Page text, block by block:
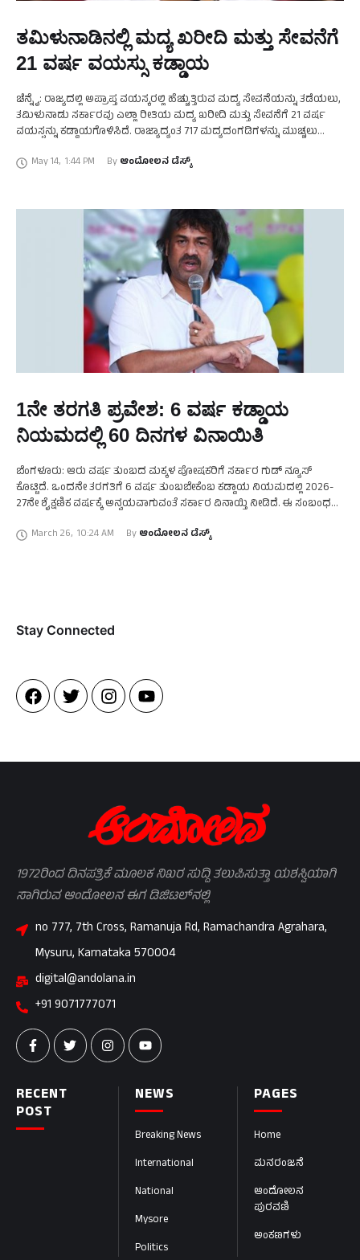
ತಮಿಳುನಾಡಿನಲ್ಲಿ ಮದ್ಯ ಖರೀದಿ ಮತ್ತು ಸೇವನೆಗೆ
21 ವರ್ಷ ವಯಸ್ಸು ಕಡ್ಡಾಯ
ಚೆನ್ನೈ: ರಾಜ್ಯದಲ್ಲಿ ಅಪ್ರಾಪ್ತ ವಯಸ್ಕರಲ್ಲಿ ಹೆಚ್ಚುತ್ತಿರುವ ಮದ್ಯ ಸೇವನೆಯನ್ನು ತಡೆಯಲು,
ತಮಿಳುನಾಡು ಸರ್ಕಾರವು ಎಲ್ಲಾ ರೀತಿಯ ಮದ್ಯ ಖರೀದಿ ಮತ್ತು ಸೇವನೆಗೆ 21 ವರ್ಷ
ವಯಸ್ಸನ್ನು ಕಡ್ಡಾಯಗೊಳಿಸಿದೆ. ರಾಜ್ಯಾದ್ಯಂತ 717 ಮದ್ಯದಂಗಡಿಗಳನ್ನು ಮುಚ್ಚಲು
May 14, 1:44 PM By ಆಂದೋಲನ ಡೆಸ್ಕ್
1ನೇ ತರಗತಿ ಪ್ರವೇಶ: 6 ವರ್ಷ ಕಡ್ಡಾಯ
ನಿಯಮದಲ್ಲಿ 60 ದಿನಗಳ ವಿನಾಯಿತಿ
ಬೆಂಗಳೂರು: ಆರು ವರ್ಷ ತುಂಬದ ಮಕ್ಕಳ ಪೋಷಕರಿಗೆ ಸರ್ಕಾರ ಗುಡ್ ನ್ಯೂಸ್
ಕೊಟ್ಟಿದೆ. ಒಂದನೇ ತರಗತಿಗೆ 6 ವರ್ಷ ತುಂಬಬೇಕೆಂಬ ಕಡ್ಡಾಯ ನಿಯಮದಲ್ಲಿ 2026-
27ನೇ ಶೈಕ್ಷಣಿಕ ವರ್ಷಕ್ಕೆ ಅನ್ವಯವಾಗುವಂತೆ ಸರ್ಕಾರ ವಿನಾಯ್ತಿ ನೀಡಿದೆ. ಈ ಸಂಬಂಧ
March 26, 10:24 AM By ಆಂದೋಲನ ಡೆಸ್ಕ್
Stay Connected​
PAGES
Home
ಮನರಂಜನೆ
ಆಂದೋಲನ
ಪುರವಣಿ
ಅಂಕಣಗಳು
NEWS
Breaking News
International
National
Mysore
Politics
RECENT
POST
1972ರಿಂದ ದಿನಪತ್ರಿಕೆ ಮೂಲಕ ನಿಖರ ಸುದ್ದಿ ತಲುಪಿಸುತ್ತಾ ಯಶಸ್ವಿಯಾಗಿ
ಸಾಗಿರುವ ಆಂದೋಲನ ಈಗ ಡಿಜಿಟಲ್‌ನಲ್ಲಿ
no 777, 7th Cross, Ramanuja Rd, Ramachandra Agrahara,
Mysuru, Karnataka 570004
digital@andolana.in
+91 9071777071